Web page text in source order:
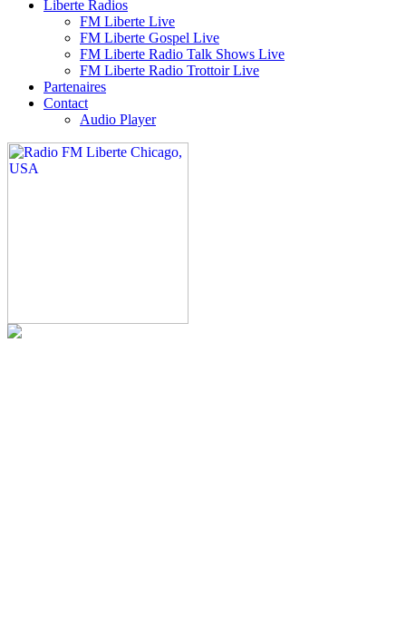
Liberte Radios
FM Liberte Live
FM Liberte Gospel Live
FM Liberte Radio Talk Shows Live
FM Liberte Radio Trottoir Live
Partenaires
Contact
Audio Player